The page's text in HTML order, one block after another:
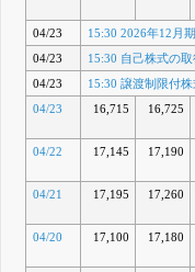
04/23
15:30 2026年12月
04/23
15:30 自己株式の
04/23
15:30 譲渡制限付
04/23
16,715 16,725
04/22
17,145 17,190
04/21
17,195 17,260
04/20
17,100 17,180